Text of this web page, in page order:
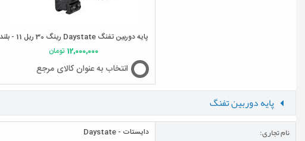
پایه دوربین تفنگ Daystate رینگ 30 ریل 11 - بلند
12,000,000 تومان
انتخاب به عنوان کالای مرجع
پایه دوربین تفنگ
نام تجاری: دایستات - Daystate